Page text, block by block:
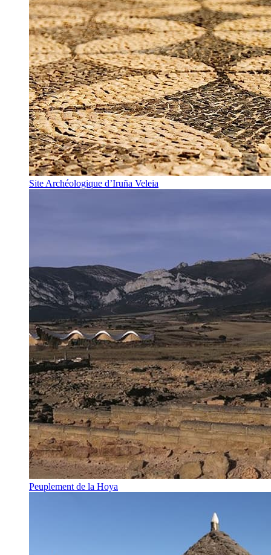
Site Archéologique d’Iruña Veleia
Peuplement de la Hoya